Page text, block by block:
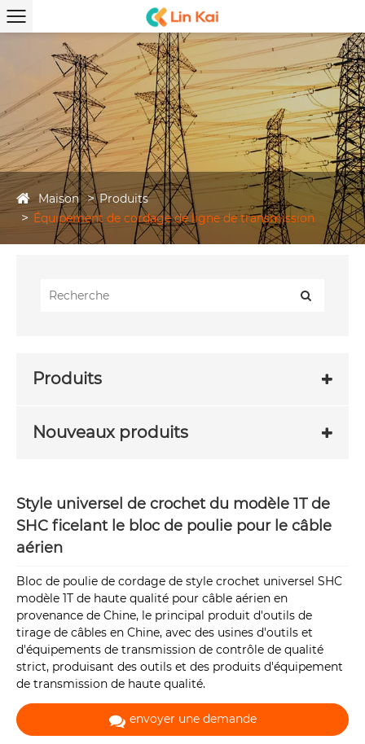
Maison
Produits
Équipement de cordage de ligne de transmission
Produits
Nouveaux produits
Style universel de crochet du modèle 1T de
SHC ficelant le bloc de poulie pour le câble
aérien
Bloc de poulie de cordage de style crochet universel SHC
modèle 1T de haute qualité pour câble aérien en
provenance de Chine, le principal produit d'outils de
tirage de câbles en Chine, avec des usines d'outils et
d'équipements de transmission de contrôle de qualité
strict, produisant des outils et des produits d'équipement
de transmission de haute qualité.
envoyer une demande